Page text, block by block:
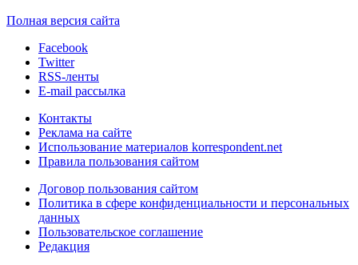
Полная версия сайта
Facebook
Twitter
RSS-ленты
E-mail рассылка
Контакты
Реклама на сайте
Использование материалов korrespondent.net
Правила пользования сайтом
Договор пользования сайтом
Политика в сфере конфиденциальности и персональных
данных
Пользовательское соглашение
Редакция